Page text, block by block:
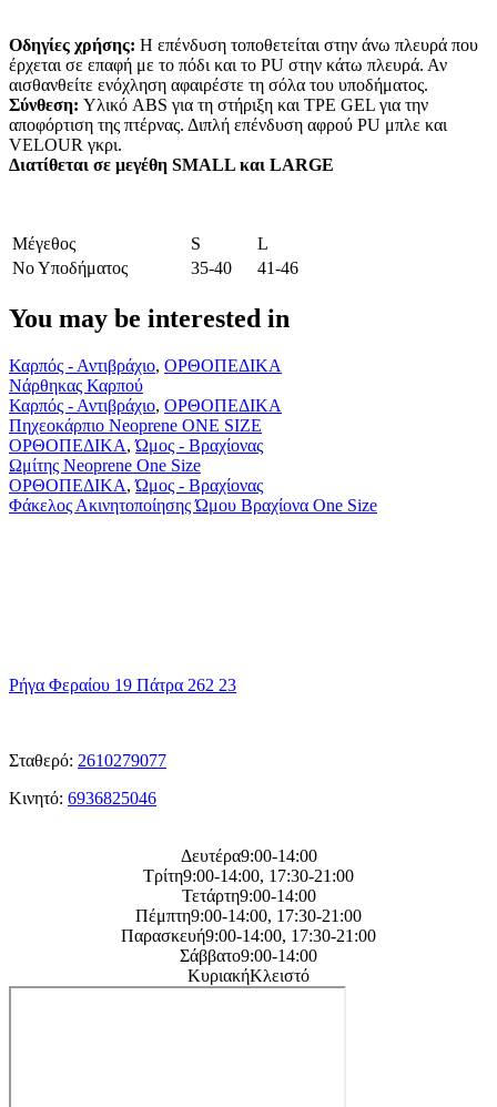
Οδηγίες χρήσης: Η επένδυση τοποθετείται στην άνω πλευρά που
έρχεται σε επαφή με το πόδι και το PU στην κάτω πλευρά. Αν
αισθανθείτε ενόχληση αφαιρέστε τη σόλα του υποδήματος.
Σύνθεση: Υλικό ABS για τη στήριξη και TPE GEL για την
αποφόρτιση της πτέρνας. Διπλή επένδυση αφρού PU μπλε και
VELOUR γκρι.
Διατίθεται σε μεγέθη SMALL και LARGE
Μέγεθος S
L
Νο Υποδήματος
35-40 41-46
You may be interested in
Νάρθηκας
Καρπού
Καρπός - Αντιβράχιο, ΟΡΘΟΠΕΔΙΚΑ
Νάρθηκας Καρπού
Πηχεοκάρπιο
Neoprene
ONE
SIZE
Καρπός - Αντιβράχιο, ΟΡΘΟΠΕΔΙΚΑ
Πηχεοκάρπιο Neoprene ONE SIZE
Ωμίτης
Neoprene
One
Size
ΟΡΘΟΠΕΔΙΚΑ,Ώμος - Βραχίονας
Ωμίτης Neoprene One Size
Φάκελος
Ακινητοποίησης
ΟΡΘΟΠΕΔΙΚΑ,Ώμος - Βραχίονας
Φάκελος Ακινητοποίησης Ώμου Βραχίονα One Size
Ρήγα Φεραίου 19 Πάτρα 262 23
Σταθερό: 2610279077
Κινητό: 6936825046
Δευτέρα9:00-14:00
Τρίτη9:00-14:00, 17:30-21:00
Τετάρτη9:00-14:00
Πέμπτη9:00-14:00, 17:30-21:00
Παρασκευή9:00-14:00, 17:30-21:00
Σάββατο9:00-14:00
ΚυριακήΚλειστό